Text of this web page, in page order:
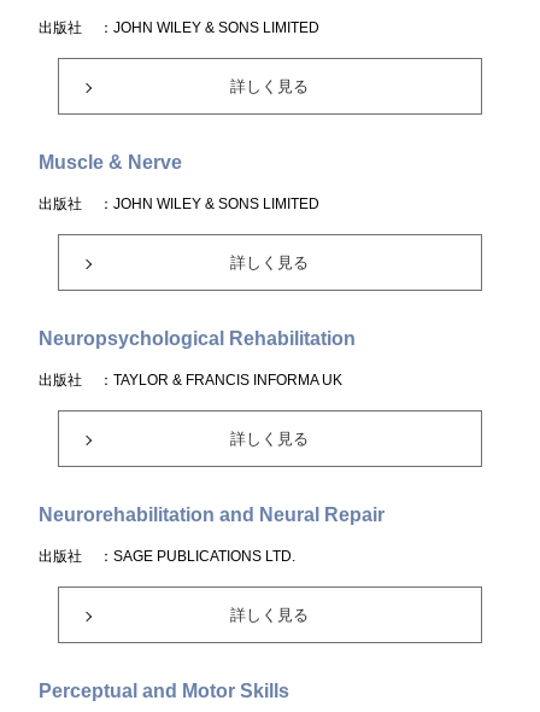
出版社 ：JOHN WILEY & SONS LIMITED
詳しく見る
Muscle & Nerve
出版社 ：JOHN WILEY & SONS LIMITED
詳しく見る
Neuropsychological Rehabilitation
出版社 ：TAYLOR & FRANCIS INFORMA UK
詳しく見る
Neurorehabilitation and Neural Repair
出版社 ：SAGE PUBLICATIONS LTD.
詳しく見る
Perceptual and Motor Skills